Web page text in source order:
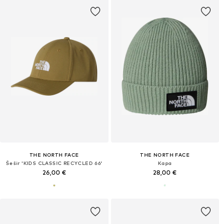
THE NORTH FACE
Šešir 'KIDS CLASSIC RECYCLED 66'
26,00 €
THE NORTH FACE
Kapa
28,00 €